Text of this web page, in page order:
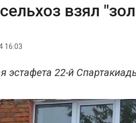
взял
16:03
эстафета 22-й